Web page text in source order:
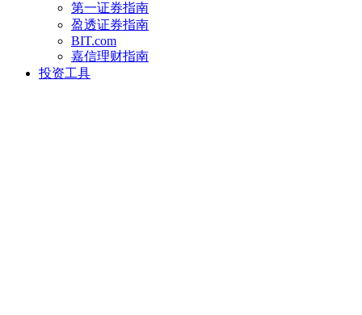
第一证券指南
盈透证券指南
BIT.com
嘉信理财指南
投资工具